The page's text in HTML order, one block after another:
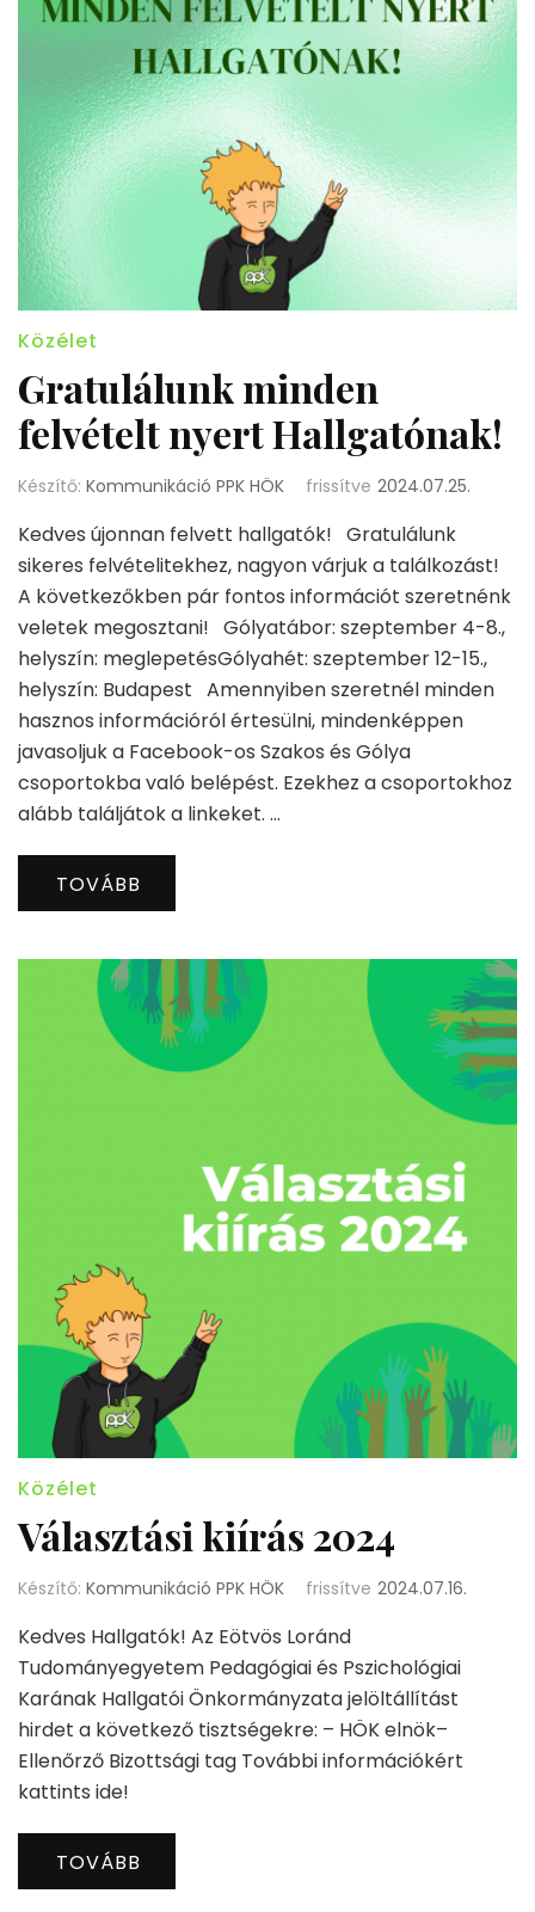
Közélet
Gratulálunk minden
felvételt nyert Hallgatónak!
Készítő: Kommunikáció PPK HÖK frissítve 2024.07.25.
Kedves újonnan felvett hallgatók! Gratulálunk
sikeres felvételitekhez, nagyon várjuk a találkozást!
A következőkben pár fontos információt szeretnénk
veletek megosztani! Gólyatábor: szeptember 4-8.,
helyszín: meglepetésGólyahét: szeptember 12-15.,
helyszín: Budapest Amennyiben szeretnél minden
hasznos információról értesülni, mindenképpen
javasoljuk a Facebook-os Szakos és Gólya
csoportokba való belépést. Ezekhez a csoportokhoz
alább találjátok a linkeket. …
TOVÁBB
Közélet
Választási kiírás 2024
Készítő: Kommunikáció PPK HÖK frissítve 2024.07.16.
Kedves Hallgatók! Az Eötvös Loránd
Tudományegyetem Pedagógiai és Pszichológiai
Karának Hallgatói Önkormányzata jelöltállítást
hirdet a következő tisztségekre: – HÖK elnök–
Ellenőrző Bizottsági tag További információkért
kattints ide!
TOVÁBB